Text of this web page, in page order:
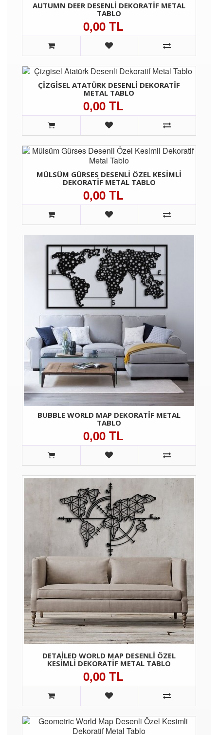
AUTUMN DEER DESENLI DEKORATIF METAL
TABLO
0,00 TL
ÇIZGISEL ATATÜRK DESENLI DEKORATIF
METAL TABLO
0,00 TL
MÜLSÜM GÜRSES DESENLI ÖZEL KESIMLI
DEKORATIF METAL TABLO
0,00 TL
BUBBLE WORLD MAP DEKORATIF METAL
TABLO
0,00 TL
DETAILED WORLD MAP DESENLI ÖZEL
KESIMLI DEKORATIF METAL TABLO
0,00 TL